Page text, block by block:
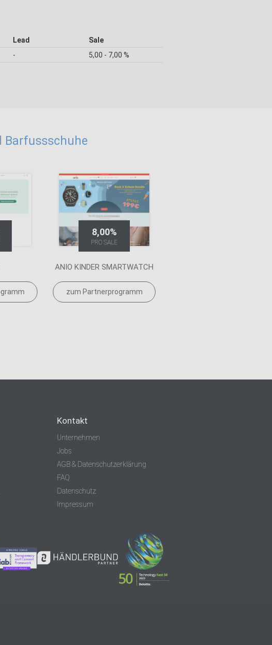
Lead
Sale
- 5,00 - 7,00 %
Barfussschuhe
8,00%
PRO SALE
ANIO KINDER SMARTWATCH
zum Partnerprogramm
Kontakt
Unternehmen
Jobs
AGB & Datenschutzerklärung
FAQ
Datenschutz
Impressum